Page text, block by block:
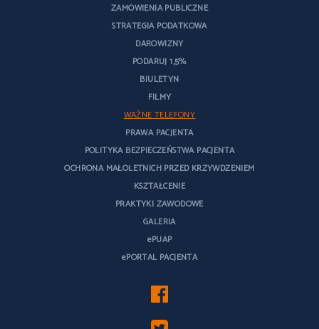
ZAMÓWIENIA PUBLICZNE
STRATEGIA PODATKOWA
DAROWIZNY
PODARUJ 1,5%
BIULETYN
FILMY
WAŻNE TELEFONY
PRAWA PACJENTA
POLITYKA BEZPIECZEŃSTWA PACJENTA
OCHRONA MAŁOLETNICH PRZED KRZYWDZENIEM
KSZTAŁCENIE
PRAKTYKI ZAWODOWE
GALERIA
ePUAP
ePORTAL PACJENTA